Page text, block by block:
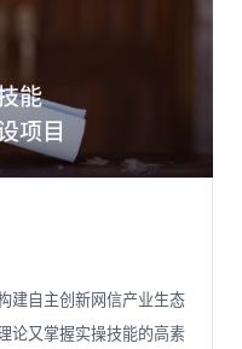
能
项目
建自主创新网信产业生态
论又掌握实操技能的高素